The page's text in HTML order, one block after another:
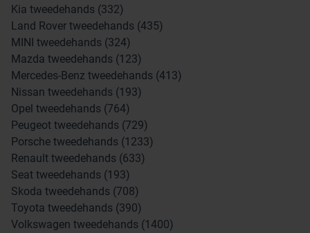
Kia tweedehands (332)
Land Rover tweedehands (435)
MINI tweedehands (324)
Mazda tweedehands (123)
Mercedes-Benz tweedehands (413)
Nissan tweedehands (193)
Opel tweedehands (764)
Peugeot tweedehands (729)
Porsche tweedehands (1233)
Renault tweedehands (633)
Seat tweedehands (193)
Skoda tweedehands (708)
Toyota tweedehands (390)
Volkswagen tweedehands (1400)